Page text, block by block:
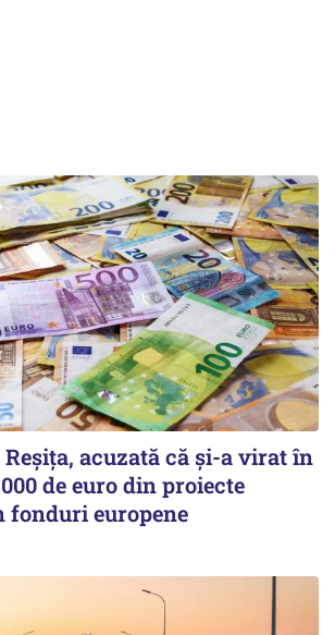
acuzată că și-a virat în
de euro din proiecte
fonduri europene